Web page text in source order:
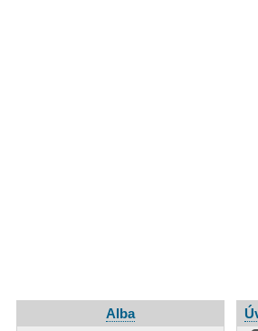
Alba